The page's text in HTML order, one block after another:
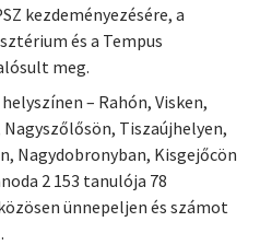
kezdeményezésére, a
és a Tempus
meg.
– Rahón, Visken,
Tiszaújhelyen,
Nagydobronyban, Kisgejőcön
2 153 tanulója 78
ünnepeljen és számot